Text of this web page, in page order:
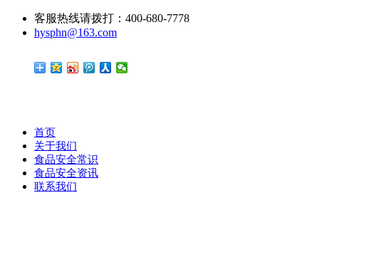
客服热线请拨打：400-680-7778
hysphn@163.com
首页
关于我们
食品安全常识
食品安全资讯
联系我们